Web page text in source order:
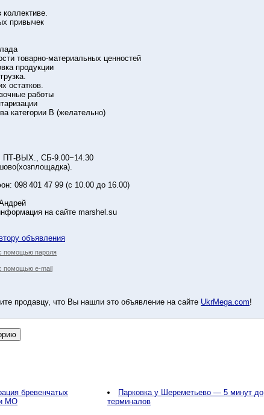
коллективе.
привычек
товарно-материальных ценностей
продукции
остатков.
работы
категории В (желательно)
ПТ-ВЫХ., СБ-9.00−14.30
098 401 47 99 (с 10.00 до 16.00)
на сайте marshel.su
объявления
помощью пароля
помощью e-mail
продавцу, что Вы нашли это объявление на сайте UkrMega.com!
бревенчатых
МО
Парковка у Шереметьево — 5 минут до
терминалов